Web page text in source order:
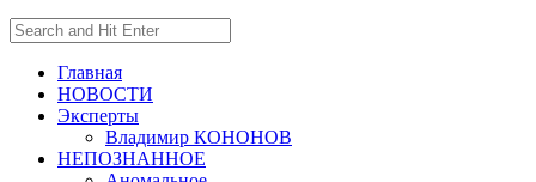
Главная
НОВОСТИ
Эксперты
Владимир КОНОНОВ
НЕПОЗНАННОЕ